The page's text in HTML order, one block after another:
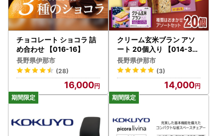
チョコレート ショコラ 詰
め合わせ 【016-16】
長野県伊那市
(28)
16,000
クリーム玄米ブラン アソ
ート 20個入り 【014-38
】
長野県伊那市
(3)
14,000